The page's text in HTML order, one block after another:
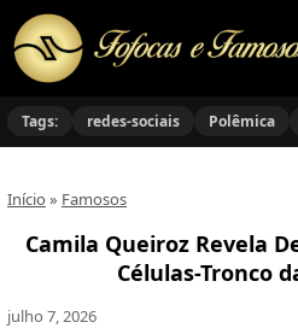
Tags: redes-sociais Polêmica
Início » Famosos
Camila Queiroz Revela
Células-Tronco
julho 7, 2026